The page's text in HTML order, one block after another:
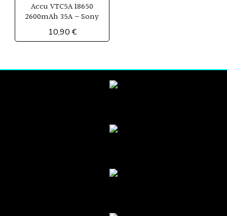
Accu VTC5A 18650
2600mAh 35A – Sony
10,90 €